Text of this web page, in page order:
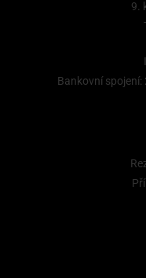
9.
Bankovní